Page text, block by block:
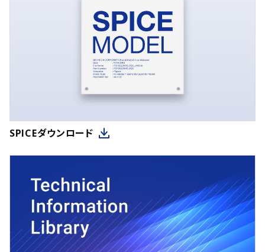
SPICEダウンロード